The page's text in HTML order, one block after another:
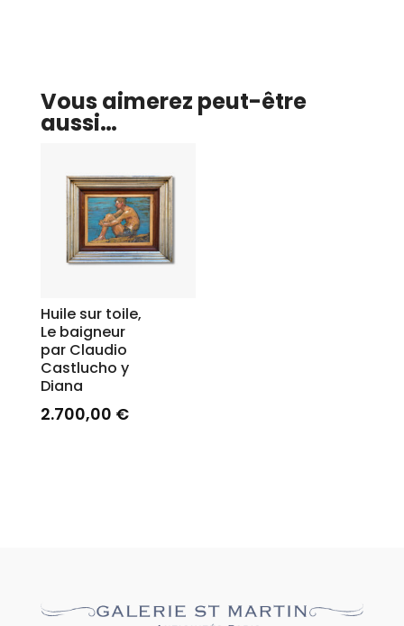
Vous aimerez peut-être
aussi…
Huile sur toile,
Le baigneur
par Claudio
Castlucho y
Diana
2.700,00 €